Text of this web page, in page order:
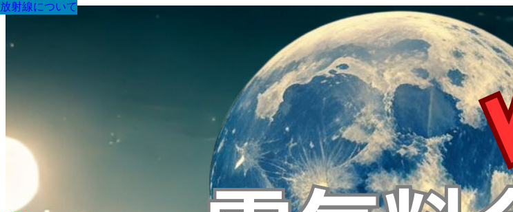
放射線について
放射線について
放射線について
放射線について
放射線について
放射線について
放射線について
放射線について
放射線について